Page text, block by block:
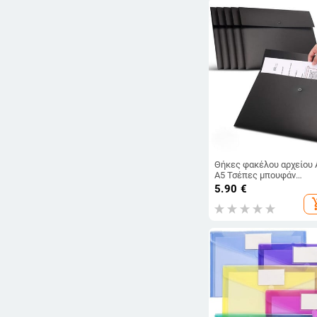
Θήκες φακέλου αρχείου
A5 Τσέπες μπουφάν
Πλαστικός φάκελος
εγγράφων με κλείσιμο
5.90 €